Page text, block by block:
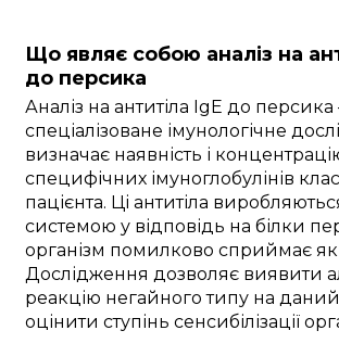
Що являє собою аналіз на
до персика
Аналіз на антитіла IgE до
спеціалізоване імунологічне
визначає наявність і
специфічних імуноглобулінів
пацієнта. Ці антитіла
системою у відповідь на білки
організм помилково сприймає як
Дослідження дозволяє виявити
реакцію негайного типу на даний
оцінити ступінь сенсибілізації